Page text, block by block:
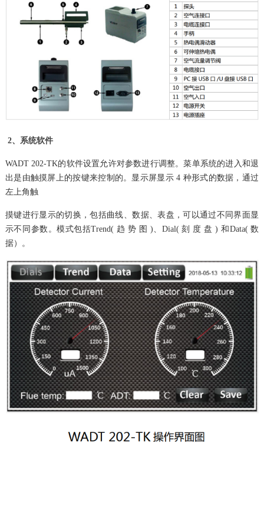
2、系统软件
WADT 202-TK的软件设置允许对参数进行调整。菜单系统的进入和退
出是由触摸屏上的按键来控制的。显示屏显示 4 种形式的数据，通过
左上角触
摸键进行显示的切换，包括曲线、数据、表盘，可以通过不同界面显
示不同参数。模式包括Trend( 趋 势 图 )、Dial( 刻 度 盘 ) 和Data( 数
据）。